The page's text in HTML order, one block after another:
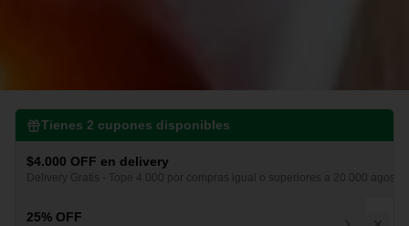
Tienes 2 cupones disponibles
$4.000 OFF en delivery
Delivery Gratis - Tope 4.000 por compras igual o superiores a 20.000 agosto
25% OFF